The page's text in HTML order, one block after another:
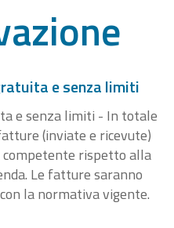
e senza limiti
e senza limiti - In totale
(inviate e ricevute)
competente rispetto alla
Le fatture saranno
la normativa vigente.